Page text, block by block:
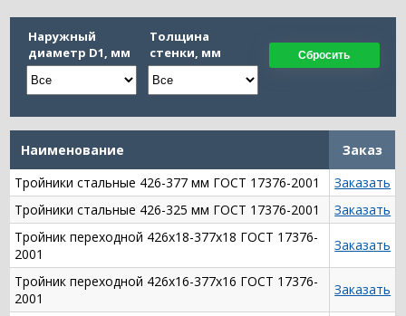
Наружный
диаметр D1, мм
Толщина
стенки, мм
Сбросить
Наименование
Заказ
Тройники стальные 426-377 мм ГОСТ 17376-2001
Заказать
Тройники стальные 426-325 мм ГОСТ 17376-2001
Заказать
Тройник переходной 426х18-377х18 ГОСТ 17376-
2001
Заказать
Тройник переходной 426х16-377х16 ГОСТ 17376-
2001
Заказать